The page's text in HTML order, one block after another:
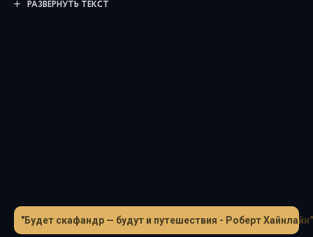
РАЗВЕРНУТЬ ТЕКСТ
"Будет скафандр — будут и путешествия - Роберт Хайнлайн"